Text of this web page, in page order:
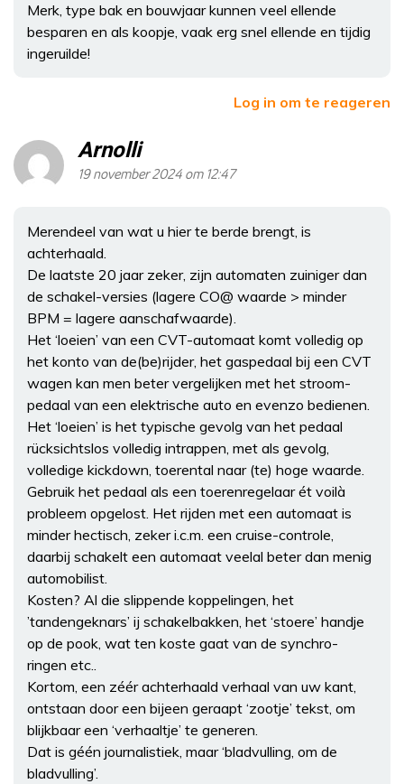
Merk, type bak en bouwjaar kunnen veel ellende
besparen en als koopje, vaak erg snel ellende en tijdig
ingeruilde!
Log in om te reageren
Arnolli
19 november 2024 om 12:47
Merendeel van wat u hier te berde brengt, is
achterhaald.
De laatste 20 jaar zeker, zijn automaten zuiniger dan
de schakel-versies (lagere CO@ waarde > minder
BPM = lagere aanschafwaarde).
Het ‘loeien’ van een CVT-automaat komt volledig op
het konto van de(be)rijder, het gaspedaal bij een CVT
wagen kan men beter vergelijken met het stroom-
pedaal van een elektrische auto en evenzo bedienen.
Het ‘loeien’ is het typische gevolg van het pedaal
rücksichtslos volledig intrappen, met als gevolg,
volledige kickdown, toerental naar (te) hoge waarde.
Gebruik het pedaal als een toerenregelaar ét voilà
probleem opgelost. Het rijden met een automaat is
minder hectisch, zeker i.c.m. een cruise-controle,
daarbij schakelt een automaat veelal beter dan menig
automobilist.
Kosten? Al die slippende koppelingen, het
’tandengeknars’ ij schakelbakken, het ‘stoere’ handje
op de pook, wat ten koste gaat van de synchro-
ringen etc..
Kortom, een zéér achterhaald verhaal van uw kant,
ontstaan door een bijeen geraapt ‘zootje’ tekst, om
blijkbaar een ‘verhaaltje’ te generen.
Dat is géén journalistiek, maar ‘bladvulling, om de
bladvulling’.